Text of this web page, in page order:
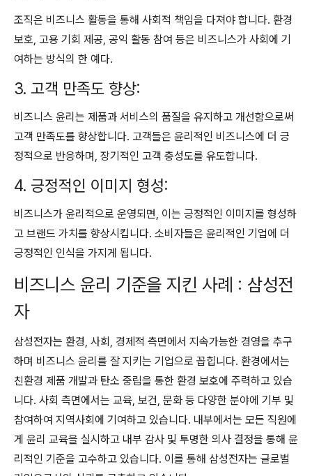
조직은 비즈니스 활동을 통해 사회적 책임을 다져야 합니다. 환경
보호, 고용 기회 제공, 공익 활동 참여 등은 비즈니스가 사회에 기
여하는 방식의 한 예다.
3. 고객 만족도 향상:
비즈니스 윤리는 제품과 서비스의 품질을 유지하고 개선함으로써
고객 만족도를 향상합니다. 고객들은 윤리적인 비즈니스에 더 긍
정적으로 반응하며, 장기적인 고객 충성도를 유도합니다.
4. 긍정적인 이미지 형성:
비즈니스가 윤리적으로 운영되면, 이는 긍정적인 이미지를 형성하
고 브랜드 가치를 향상시킵니다. 소비자들은 윤리적인 기업에 더
긍정적인 인식을 가지게 됩니다.
비즈니스 윤리 기준을 지킨 사례 : 삼성전
자
삼성전자는 환경, 사회, 경제적 측면에서 지속가능한 경영을 추구
하며 비즈니스 윤리를 잘 지키는 기업으로 꼽힙니다. 환경에서는
친환경 제품 개발과 탄소 중립을 통한 환경 보호에 주력하고 있습
니다. 사회 측면에서는 교육, 보건, 문화 등 다양한 분야에 기부 및
참여하여 지역사회에 기여하고 있습니다. 내부에서는 모든 직원에
게 윤리 교육을 실시하고 내부 감사 및 투명한 의사 결정을 통해 윤
리적인 기준을 고수하고 있습니다. 이를 통해 삼성전자는 글로벌